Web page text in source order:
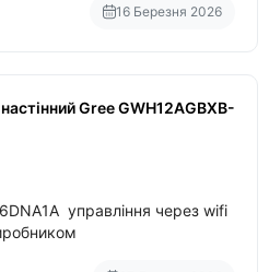
16 Березня 2026
Gree GWH12AGBXB-
управління через wifi